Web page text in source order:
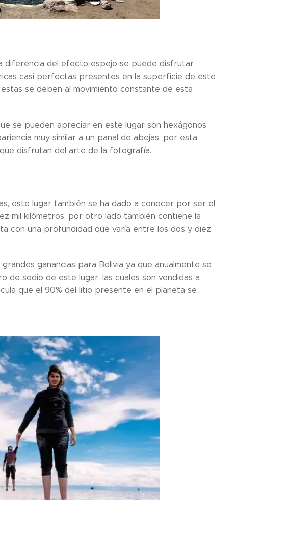
diferencia del efecto espejo se puede disfrutar
casi perfectas presentes en la superficie de este
se deben al movimiento constante de esta
se pueden apreciar en este lugar son hexágonos,
muy similar a un panal de abejas, por esta
disfrutan del arte de la fotografía.
este lugar también se ha dado a conocer por ser el
mil kilómetros, por otro lado también contiene la
con una profundidad que varía entre los dos y diez
ganancias para Bolivia ya que anualmente se
de sodio de este lugar, las cuales son vendidas a
que el 90% del litio presente en el planeta se